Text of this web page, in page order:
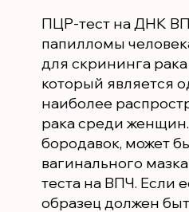
ПЦР-тест на ДНК
папилломы
для скрининга
который является
наиболее
рака среди
бородавок, может
вагинального
теста на ВПЧ. Если
образец должен